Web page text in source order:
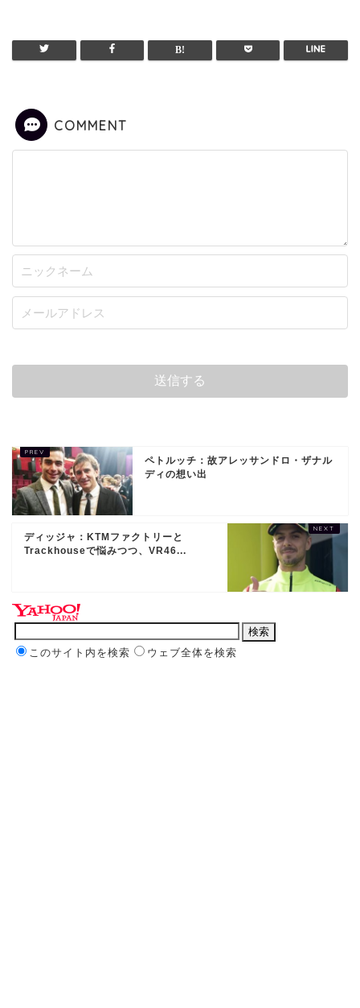
COMMENT
ペトルッチ：故アレッサンドロ・ザナル
ディの想い出
ディッジャ：KTMファクトリーと
Trackhouseで悩みつつ、VR46...
このサイト内を検索 ウェブ全体を検索